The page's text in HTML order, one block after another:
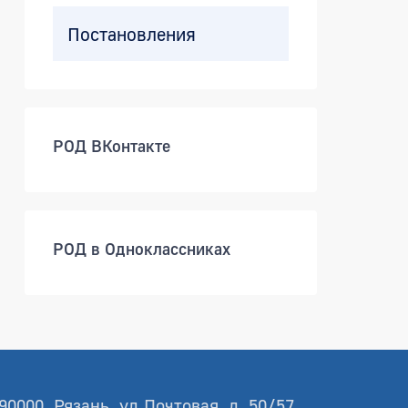
Постановления
РОД ВКонтакте
РОД в Одноклассниках